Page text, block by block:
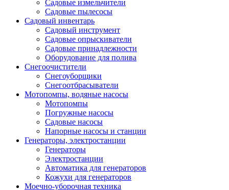
Садовые измельчители
Садовые пылесосы
Садовый инвентарь
Садовый инструмент
Садовые опрыскиватели
Садовые принадлежности
Оборудование для полива
Снегоочистители
Снегоуборщики
Снегоотбрасыватели
Мотопомпы, водяные насосы
Мотопомпы
Погружные насосы
Садовые насосы
Напорные насосы и станции
Генераторы, электростанции
Генераторы
Электростанции
Автоматика для генераторов
Кожухи для генераторов
Моечно-уборочная техника